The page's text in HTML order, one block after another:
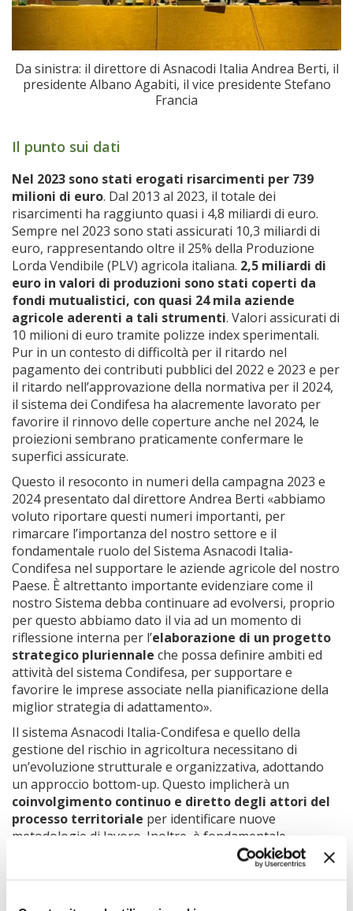
Da sinistra: il direttore di Asnacodi Italia Andrea Berti, il
presidente Albano Agabiti, il vice presidente Stefano
Francia
Il punto sui dati
Nel 2023 sono stati erogati risarcimenti per 739
milioni di euro. Dal 2013 al 2023, il totale dei
risarcimenti ha raggiunto quasi i 4,8 miliardi di euro.
Sempre nel 2023 sono stati assicurati 10,3 miliardi di
euro, rappresentando oltre il 25% della Produzione
Lorda Vendibile (PLV) agricola italiana. 2,5 miliardi di
euro in valori di produzioni sono stati coperti da
fondi mutualistici, con quasi 24 mila aziende
agricole aderenti a tali strumenti. Valori assicurati di
10 milioni di euro tramite polizze index sperimentali.
Pur in un contesto di difficoltà per il ritardo nel
pagamento dei contributi pubblici del 2022 e 2023 e per
il ritardo nell’approvazione della normativa per il 2024,
il sistema dei Condifesa ha alacremente lavorato per
favorire il rinnovo delle coperture anche nel 2024, le
proiezioni sembrano praticamente confermare le
superfici assicurate.
Questo il resoconto in numeri della campagna 2023 e
2024 presentato dal direttore Andrea Berti «abbiamo
voluto riportare questi numeri importanti, per
rimarcare l’importanza del nostro settore e il
fondamentale ruolo del Sistema Asnacodi Italia-
Condifesa nel supportare le aziende agricole del nostro
Paese. È altrettanto importante evidenziare come il
nostro Sistema debba continuare ad evolversi, proprio
per questo abbiamo dato il via ad un momento di
riflessione interna per l’elaborazione di un progetto
strategico pluriennale che possa definire ambiti ed
attività del sistema Condifesa, per supportare e
favorire le imprese associate nella pianificazione della
miglior strategia di adattamento».
Il sistema Asnacodi Italia-Condifesa e quello della
gestione del rischio in agricoltura necessitano di
un’evoluzione strutturale e organizzativa, adottando
un approccio bottom-up. Questo implicherà un
coinvolgimento continuo e diretto degli attori del
processo territoriale per identificare nuove
metodologie di lavoro. Inoltre, è fondamentale
introdurre azioni per migliorare l’efficacia della
gestione del rischio a partire dall’incrementare la
imprenditori, attraverso un’azione coordinata con il